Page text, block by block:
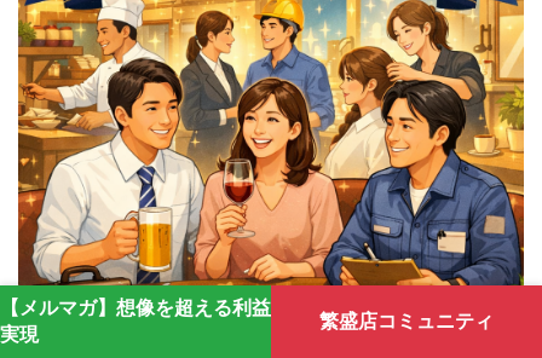
【メルマガ】想像を超える利益
実現
繁盛店コミュニティ